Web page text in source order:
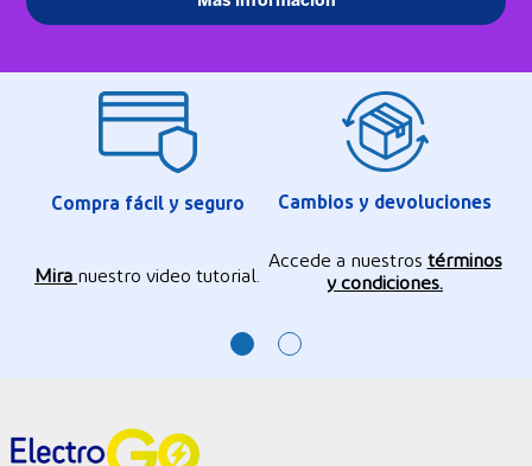
Compra fácil y seguro
Mira nuestro video tutorial.
Cambios y devoluciones
Accede a nuestros términos
y condiciones.